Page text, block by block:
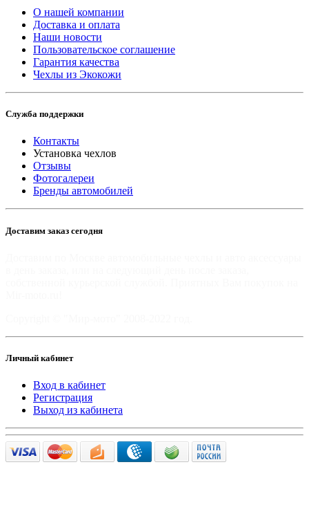
О нашей компании
Доставка и оплата
Наши новости
Пользовательское соглашение
Гарантия качества
Чехлы из Экокожи
Служба поддержки
Контакты
Установка чехлов
Отзывы
Фотогалереи
Бренды автомобилей
Доставим заказ сегодня
Личный кабинет
Вход в кабинет
Регистрация
Выход из кабинета